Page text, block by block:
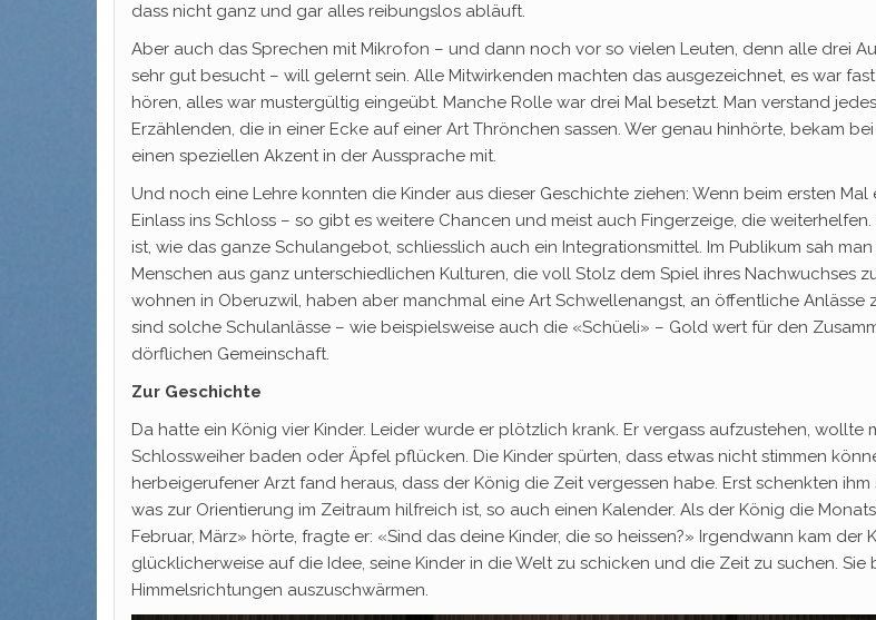
dass nicht ganz und gar alles reibungslos abläuft.
Aber auch das Sprechen mit Mikrofon – und dann noch vor so vielen Leuten, denn alle drei
sehr gut besucht – will gelernt sein. Alle Mitwirkenden machten das ausgezeichnet, es war
hören, alles war mustergültig eingeübt. Manche Rolle war drei Mal besetzt. Man verstand
Erzählenden, die in einer Ecke auf einer Art Thrönchen sassen. Wer genau hinhörte, bekam
einen speziellen Akzent in der Aussprache mit.
Und noch eine Lehre konnten die Kinder aus dieser Geschichte ziehen: Wenn beim ersten
Einlass ins Schloss – so gibt es weitere Chancen und meist auch Fingerzeige, die
ist, wie das ganze Schulangebot, schliesslich auch ein Integrationsmittel. Im Publikum sah
Menschen aus ganz unterschiedlichen Kulturen, die voll Stolz dem Spiel ihres Nachwuchses
wohnen in Oberuzwil, haben aber manchmal eine Art Schwellenangst, an öffentliche Anlässe
sind solche Schulanlässe – wie beispielsweise auch die «Schüeli» – Gold wert für den
dörflichen Gemeinschaft.
Zur Geschichte
Da hatte ein König vier Kinder. Leider wurde er plötzlich krank. Er vergass aufzustehen, wollte
Schlossweiher baden oder Äpfel pflücken. Die Kinder spürten, dass etwas nicht stimmen
herbeigerufener Arzt fand heraus, dass der König die Zeit vergessen habe. Erst schenkten ihm
was zur Orientierung im Zeitraum hilfreich ist, so auch einen Kalender. Als der König die
Februar, März» hörte, fragte er: «Sind das deine Kinder, die so heissen?» Irgendwann kam der
glücklicherweise auf die Idee, seine Kinder in die Welt zu schicken und die Zeit zu suchen. Sie
Himmelsrichtungen auszuschwärmen.